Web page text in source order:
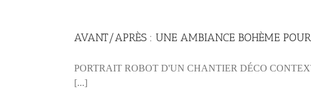
AVANT/APRÈS : UNE AMBIANCE BOHÈME
PORTRAIT ROBOT D'UN CHANTIER DÉCO
[...]